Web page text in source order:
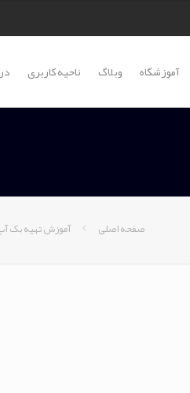
آموزشگاه وبلاگ ناحیه کاربری
صفحه اصلی آموزش تهیه بک